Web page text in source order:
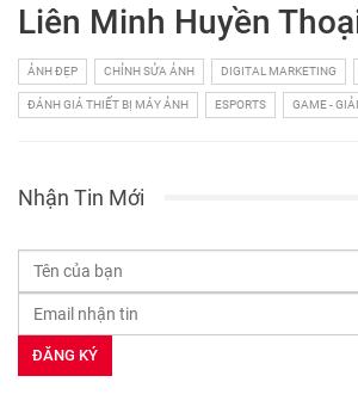
Liên Minh Huyền
ẢNH ĐẸP CHỈNH SỬA ẢNH DIGITAL MARKETING
ĐÁNH GIÁ THIẾT BỊ MÁY ẢNH ESPORTS GAME -
Nhận Tin Mới